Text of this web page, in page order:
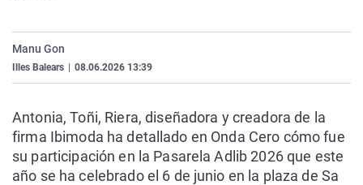
Manu Gon
Illes Balears 08.06.2026 13:39
Antonia, Toñi, Riera, diseñadora y creadora de la
firma Ibimoda ha detallado en Onda Cero cómo fue
su participación en la Pasarela Adlib 2026 que este
año se ha celebrado el 6 de junio en la plaza de Sa